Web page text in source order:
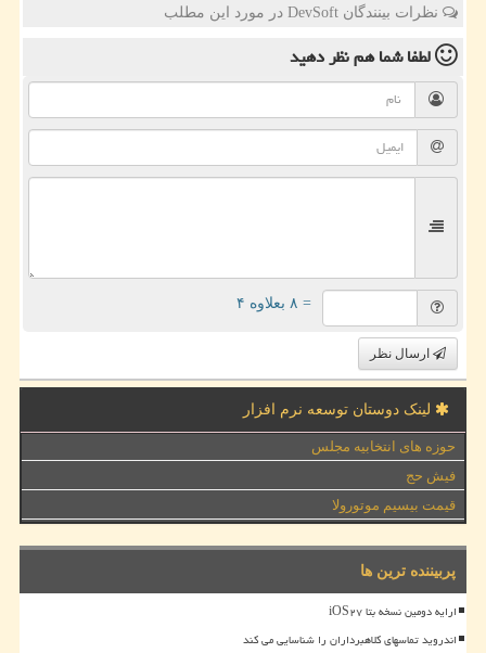
نظرات بینندگان DevSoft در مورد این مطلب
لطفا شما همنظر دهید
= ۸ بعلاوه ۴
ارسال نظر
لینک دوستان توسعه نرم افزار
حوزه های انتخابیه مجلس
فیش حج
قیمت بیسیم موتورولا
پربیننده ترین ها
ارایه دومین نسخه بتا iOS۲۷
اندروید تماسهای کلاهبرداران را شناسایی می کند